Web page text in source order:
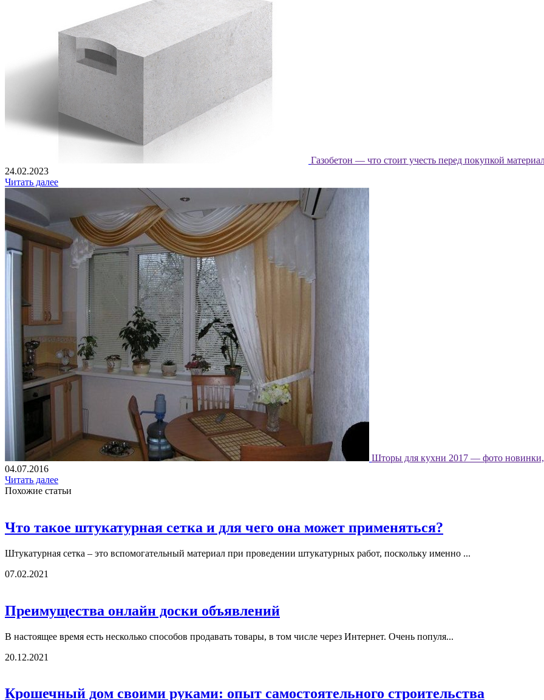
Газобетон — что стоит учесть перед покупкой
24.02.2023
Читать далее
Шторы для кухни 2017 — фото новинки,
04.07.2016
Читать далее
Похожие статьи
Что такое штукатурная сетка и для чего она может применяться?
Штукатурная сетка – это вспомогательный материал при проведении штукатурных работ, поскольку именно ...
07.02.2021
Преимущества онлайн доски объявлений
В настоящее время есть несколько способов продавать товары, в том числе через Интернет. Очень популя...
20.12.2021
Крошечный дом своими руками: опыт самостоятельного строительства